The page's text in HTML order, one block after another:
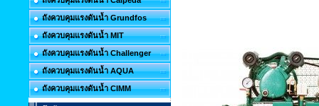
ถังควบคุมแรงดันน้ำ Grundfos
ถังควบคุมแรงดันน้ำ MIT
ถังควบคุมแรงดันน้ำ Challenger
ถังควบคุมแรงดันน้ำ AQUA
ถังควบคุมแรงดันน้ำ CIMM